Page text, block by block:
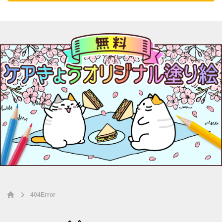
404Error